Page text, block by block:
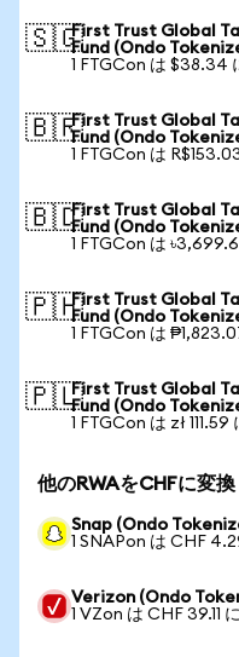
🇸🇬First Trust Global
Fund (Ondo
1 FTGCon は $38.34
🇧🇷First Trust Global
Fund (Ondo
1 FTGCon は
🇧🇩First Trust Global
Fund (Ondo
1 FTGCon は
🇵🇭First Trust Global
Fund (Ondo
1 FTGCon は
🇵🇱First Trust Global
Fund (Ondo
1 FTGCon は zł 111.59
他のRWAをCHFに変換
Snap (Ondo
1 SNAPon は CHF
Verizon (Ondo
1 VZon は CHF 39.11